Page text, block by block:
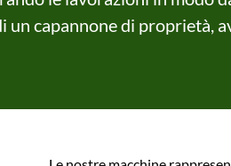
un capannone di proprietà,